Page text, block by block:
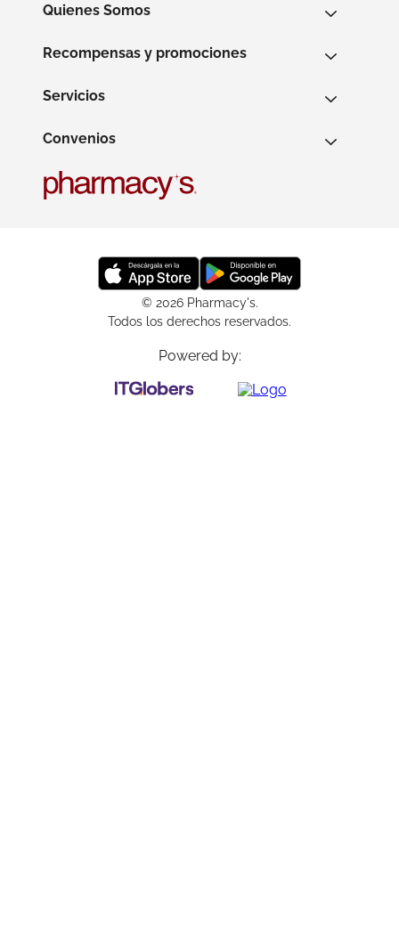
Quienes Somos
Recompensas y promociones
Servicios
Convenios
© 2026 Pharmacy's.
Todos los derechos reservados.
Powered by: